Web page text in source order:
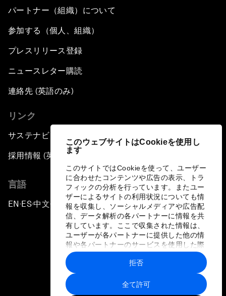
このウェブサイトはCookieを使用し
ます
このサイトではCookieを使って、ユーザー
に合わせたコンテンツや広告の表示、トラ
フィックの分析を行っています。またユー
ザーによるサイトの利用状況についても情
報を収集し、ソーシャルメディアや広告配
信、データ解析の各パートナーに情報を共
有しています。ここで収集された情報は、
ユーザーが各パートナーに提供した他の情
報や各パートナーのサービスを使用した際
に収集された情報と組み合わされ、各パー
トナーによって使用されることがありま
す。
全て許可
拒否
パートナー（組織）について
参加する（個人、組織）
プレスリリース登録
ニュースレター購読
連絡先 (英語のみ)
リンク
サステナビリティへの取り組み
採用情報 (英語のみ)
言語
EN ▪ES▪中文▪ 日本語
プライバシーポリシーと利用規約
サイトマップ